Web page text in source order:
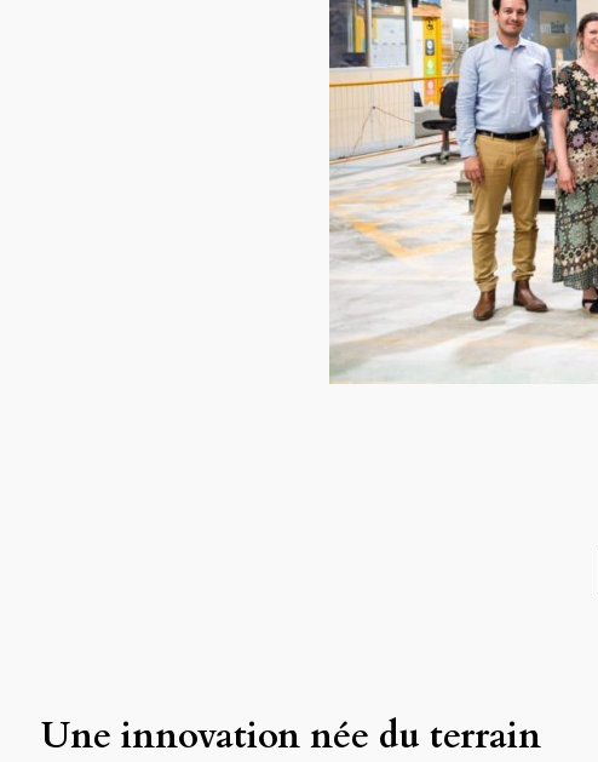
Une innovation née du terrain